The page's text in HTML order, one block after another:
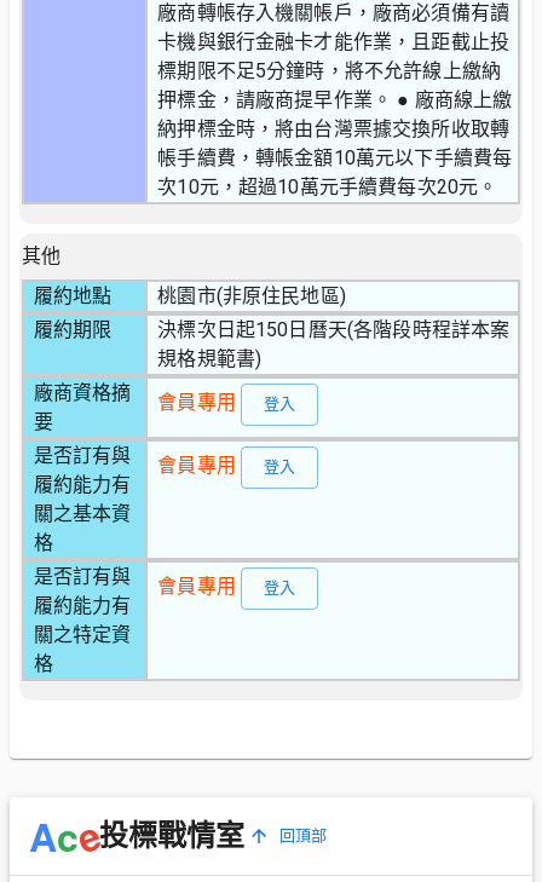
廠商轉帳存入機關帳戶，廠商必須備有讀
卡機與銀行金融卡才能作業，且距截止投
標期限不足5分鐘時，將不允許線上繳納
押標金，請廠商提早作業。 ● 廠商線上繳
納押標金時，將由台灣票據交換所收取轉
帳手續費，轉帳金額10萬元以下手續費每
次10元，超過10萬元手續費每次20元。
其他
履約地點
桃園市(非原住民地區)
履約期限
決標次日起150日曆天(各階段時程詳本案
規格規範書)
廠商資格摘
要
會員專用 登入
是否訂有與
履約能力有
關之基本資
格
會員專用 登入
是否訂有與
履約能力有
關之特定資
格
會員專用 登入
Ace投標戰情室 回頂部